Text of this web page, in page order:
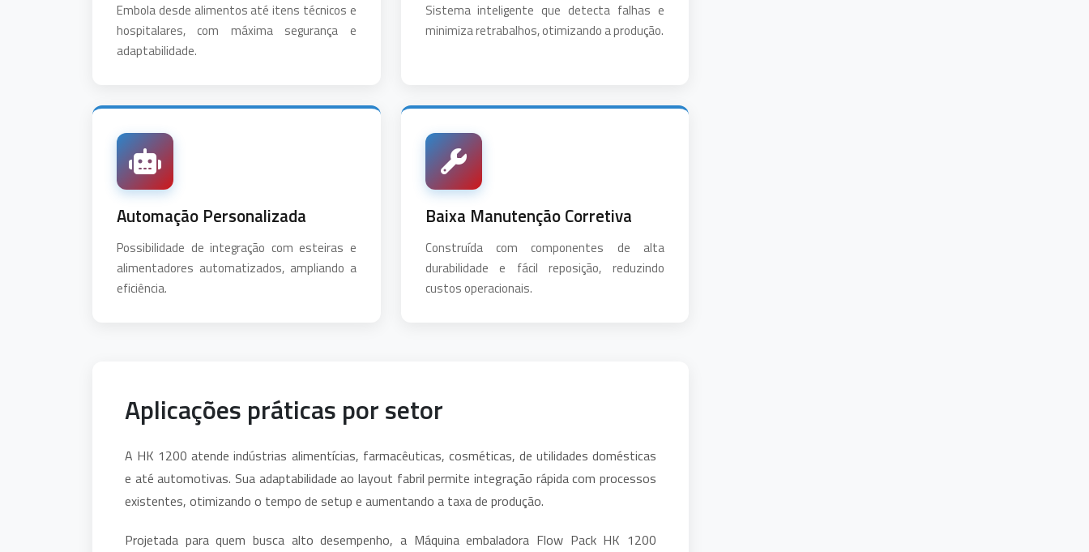
Embola desde alimentos até itens técnicos e
hospitalares, com máxima segurança e
adaptabilidade.
Sistema inteligente que detecta falhas e
minimiza retrabalhos, otimizando a produção.
Automação Personalizada
Possibilidade de integração com esteiras e
alimentadores automatizados, ampliando a
eficiência.
Baixa Manutenção Corretiva
Construída com componentes de alta
durabilidade e fácil reposição, reduzindo
custos operacionais.
Aplicações práticas por setor
A HK 1200 atende indústrias alimentícias, farmacêuticas, cosméticas, de utilidades domésticas
e até automotivas. Sua adaptabilidade ao layout fabril permite integração rápida com processos
existentes, otimizando o tempo de setup e aumentando a taxa de produção.
Projetada para quem busca alto desempenho, a Máquina embaladora Flow Pack HK 1200